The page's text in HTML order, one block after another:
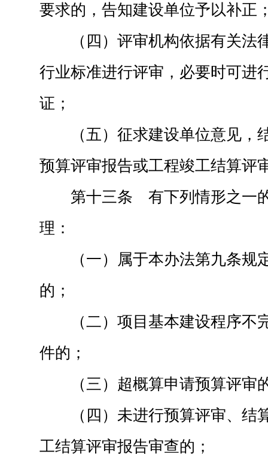
要求的，告知建设单位予以补正
（四）评审机构依据有关
行业标准进行评审，必要时可进
证；
（五）征求建设单位意见
预算评审报告或工程竣工结算评
第十三条 有下列情形之一
理：
（一）属于本办法第九条
的；
（二）项目基本建设程序
件的；
（三）超概算申请预算评审
（四）未进行预算评审、
工结算评审报告审查的；